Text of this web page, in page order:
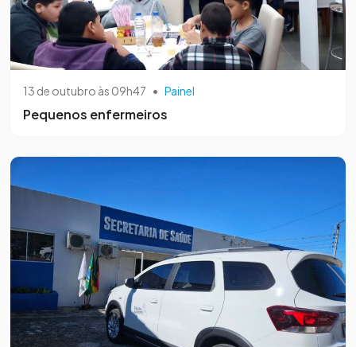
13 de outubro às 09h47 • Painel
Pequenos enfermeiros